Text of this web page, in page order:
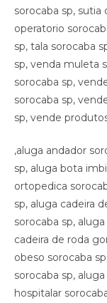
sorocaba sp,
operatorio
sp, tala sorocaba
sp, venda muleta
sorocaba sp,
sorocaba sp,
sp, vende
,aluga andador
sp, aluga bota
ortopedica
sp, aluga cadeira
sorocaba sp,
cadeira de roda
obeso sorocaba
sorocaba sp,
hospitalar